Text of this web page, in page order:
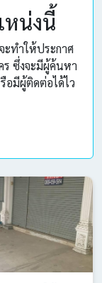
หน่งนี้
ทำให้ประกาศ
ซึ่งจะมีผู้ค้นหา
อมีผู้ติดต่อได้ไว